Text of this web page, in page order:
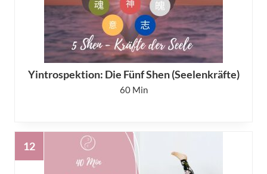
Yintrospektion: Die Fünf Shen (Seelenkräfte)
60